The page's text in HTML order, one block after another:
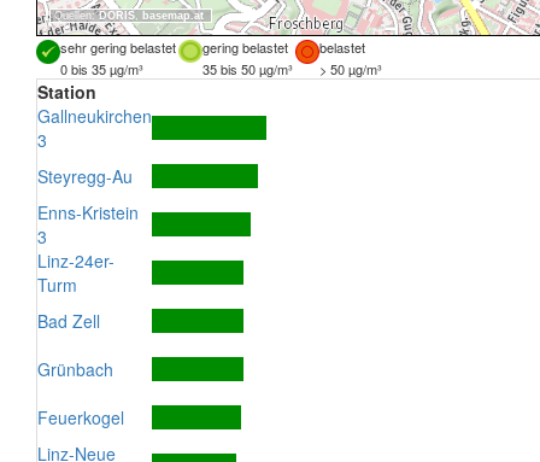
Quellen:DORIS, basemap.at
sehr gering belastet gering belastet
belastet
0 bis 35 µg/m³
35 bis 50 µg/m³ > 50 µg/m³
Station
Gallneukirchen
3
Steyregg-Au
Enns-Kristein
3
Linz-24er-
Turm
Bad Zell
Grünbach
Feuerkogel
Linz-Neue